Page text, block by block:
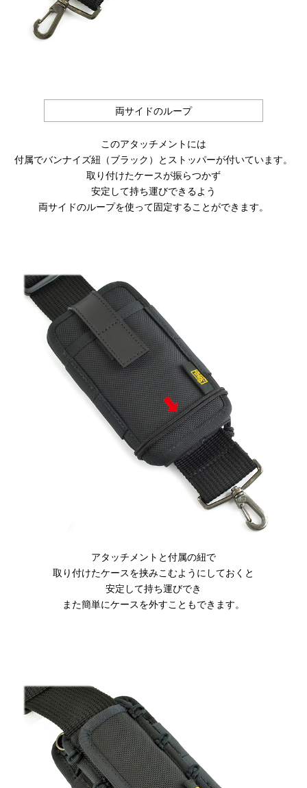
両サイドのループ
このアタッチメントには
付属でバンナイズ紐（ブラック）とストッパーが付いています。
取り付けたケースが振らつかず
安定して持ち運びできるよう
両サイドのループを使って固定することができます。
アタッチメントと付属の紐で
取り付けたケースを挟みこむようにしておくと
安定して持ち運びでき
また簡単にケースを外すこともできます。